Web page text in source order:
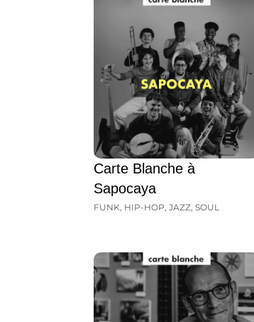
Carte Blanche à
Sapocaya
FUNK HIP-HOP JAZZ SOUL